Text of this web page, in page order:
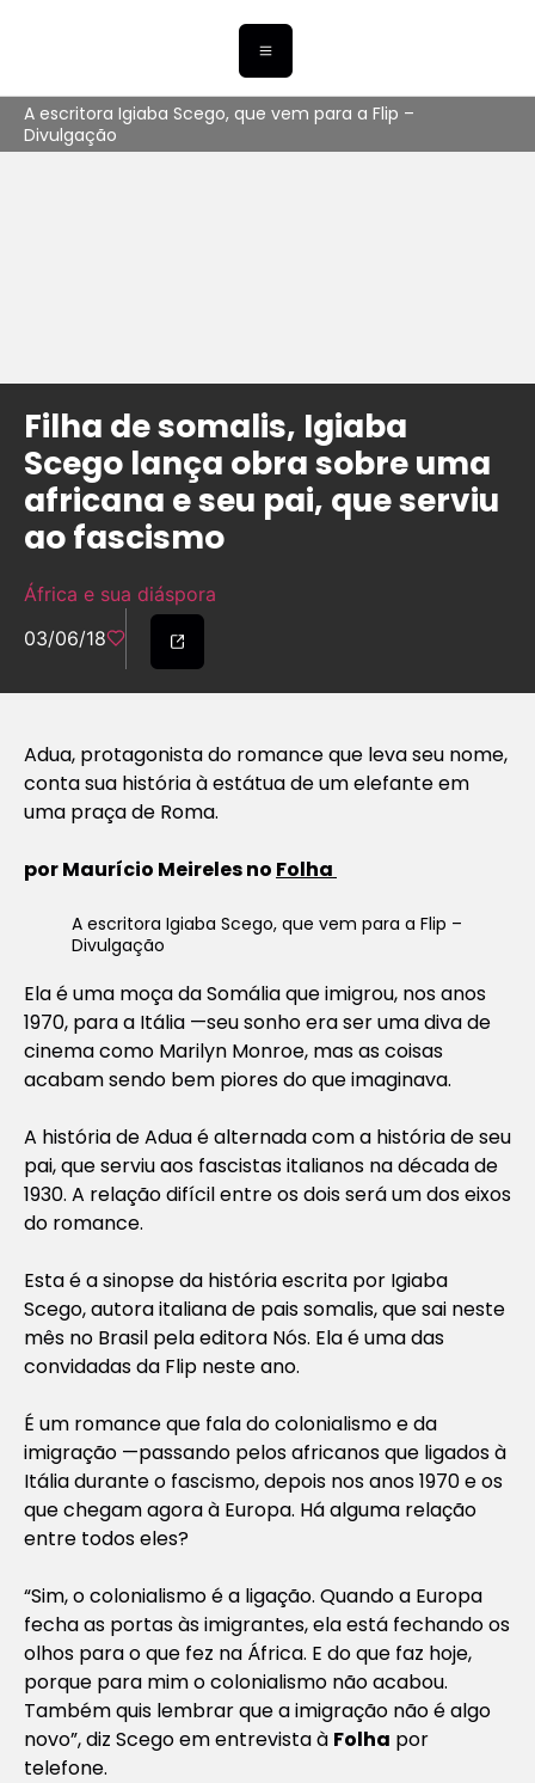
A escritora Igiaba Scego, que vem para a Flip –
Divulgação
Filha de somalis, Igiaba
Scego lança obra sobre uma
africana e seu pai, que serviu
ao fascismo
África e sua diáspora
03/06/18
Adua, protagonista do romance que leva seu nome,
conta sua história à estátua de um elefante em
uma praça de Roma.
por Maurício Meireles no Folha
A escritora Igiaba Scego, que vem para a Flip –
Divulgação
Ela é uma moça da Somália que imigrou, nos anos
1970, para a Itália —seu sonho era ser uma diva de
cinema como Marilyn Monroe, mas as coisas
acabam sendo bem piores do que imaginava.
A história de Adua é alternada com a história de seu
pai, que serviu aos fascistas italianos na década de
1930. A relação difícil entre os dois será um dos eixos
do romance.
Esta é a sinopse da história escrita por Igiaba
Scego, autora italiana de pais somalis, que sai neste
mês no Brasil pela editora Nós. Ela é uma das
convidadas da Flip neste ano.
É um romance que fala do colonialismo e da
imigração —passando pelos africanos que ligados à
Itália durante o fascismo, depois nos anos 1970 e os
que chegam agora à Europa. Há alguma relação
entre todos eles?
“Sim, o colonialismo é a ligação. Quando a Europa
fecha as portas às imigrantes, ela está fechando os
olhos para o que fez na África. E do que faz hoje,
porque para mim o colonialismo não acabou.
Também quis lembrar que a imigração não é algo
novo”, diz Scego em entrevista à Folha por
telefone.